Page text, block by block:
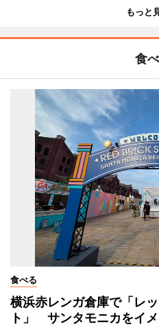
もっと
食
食べる
横浜赤レンガ倉庫で「レ
ト」 サンタモニカをイ